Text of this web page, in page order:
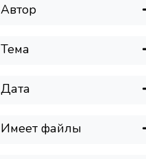
Автор
Тема
Дата
Имеет файлы